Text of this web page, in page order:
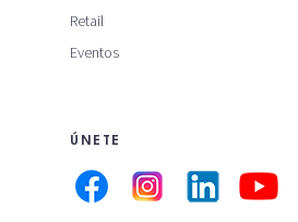
Retail
Eventos
ÚNETE